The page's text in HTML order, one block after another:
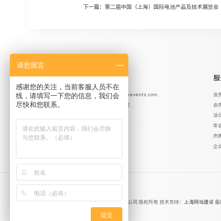
下一篇：第二届中国（上海）国际电池产品及技术展览会
我们很乐意倾听您的声音
TEL：13472661080 E-mail：wenqing@sumevents.com
ADD：上海市静安区共和新路1301号B楼307室
会
会
活
年
庆
企
Copyright ©2026 上海申慕企业形象策划有限公司 版权所有 技术支持： 上海网站建设 备
请您留言
感谢您的关注，当前客服人员不在
线，请填写一下您的信息，我们会
尽快和您联系。
提交